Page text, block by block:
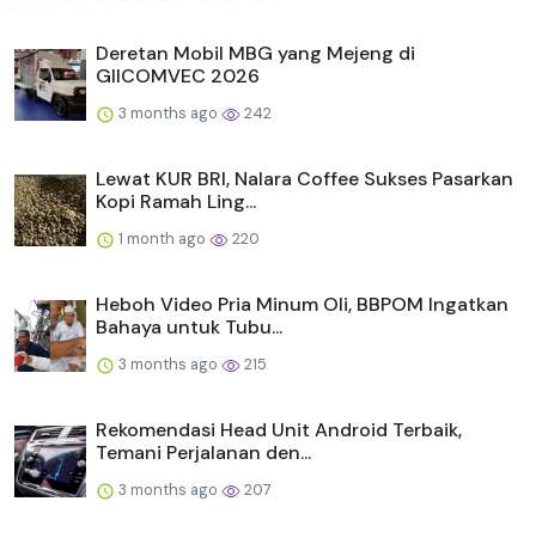
Deretan Mobil MBG yang Mejeng di
GIICOMVEC 2026
3 months ago 242
Lewat KUR BRI, Nalara Coffee Sukses Pasarkan
Kopi Ramah Ling...
1 month ago 220
Heboh Video Pria Minum Oli, BBPOM Ingatkan
Bahaya untuk Tubu...
3 months ago 215
Rekomendasi Head Unit Android Terbaik,
Temani Perjalanan den...
3 months ago 207